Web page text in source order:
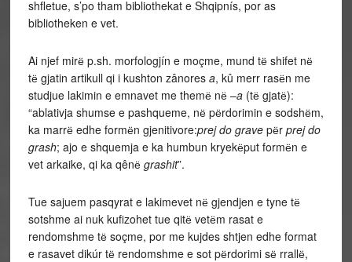
shfletue, s’po tham bibliothekat e Shqipnís, por as
bibliotheken e vet.
Ai njef mirё p.sh. morfologjín e moçme, mund tё shifet nё
tё gjatin artikull qi i kushton zânores a, kû merr rasёn me
studjue lakimin e emnavet me themё nё –a (tё gjatё):
“ablativja shumse e pashqueme, nё pёrdorimin e sodshёm,
ka marrё edhe formёn gjenitivore:prej do grave pёr prej do
grash; ajo e shquemja e ka humbun kryekёput formёn e
vet arkaike, qi ka qênё grashit”.
Tue sajuem pasqyrat e lakimevet nё gjendjen e tyne tё
sotshme ai nuk kufizohet tue qitё vetёm rasat e
rendomshme tё soçme, por me kujdes shtjen edhe format
e rasavet dikúr tё rendomshme e sot pёrdorimi sё rrallё,